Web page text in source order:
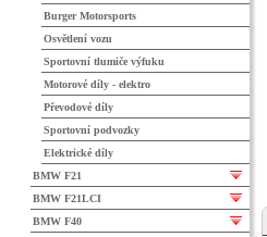
Burger Motorsports
Osvětlení vozu
Sportovní tlumiče výfuku
Motorové díly - elektro
Převodové díly
Sportovní podvozky
Elektrické díly
BMW F21
BMW F21LCI
BMW F40